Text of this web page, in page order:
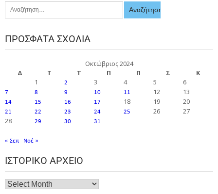
ΠΡΌΣΦΑΤΑ ΣΧΌΛΙΑ
Οκτώβριος 2024
Δ
Τ Τ Π Π Σ
Κ
1
2 3 4 5 6
7 8 9 10 11 12 13
14 15 16 17 18 19 20
21 22 23 24 25 26
27
28
29 30 31
« Σεπ Νοέ »
ΙΣΤΟΡΙΚΌ ΑΡΧΕΊΟ